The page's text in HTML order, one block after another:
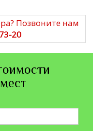
Позвоните нам
20